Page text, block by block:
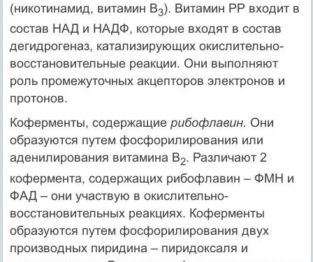
(никотинамид, витамин В3). Витамин РР входит в
состав НАД и НАДФ, которые входят в состав
дегидрогеназ, катализирующих окислительно-
восстановительные реакции. Они выполняют
роль промежуточных акцепторов электронов и
протонов.
Коферменты, содержащие рибофлавин. Они
образуются путем фосфорилирования или
аденилирования витамина В2. Различают 2
кофермента, содержащих рибофлавин – ФМН и
ФАД – они участвую в окислительно-
восстановительных реакциях. Коферменты
образуются путем фосфорилирования двух
производных пиридина – пиридоксаля и